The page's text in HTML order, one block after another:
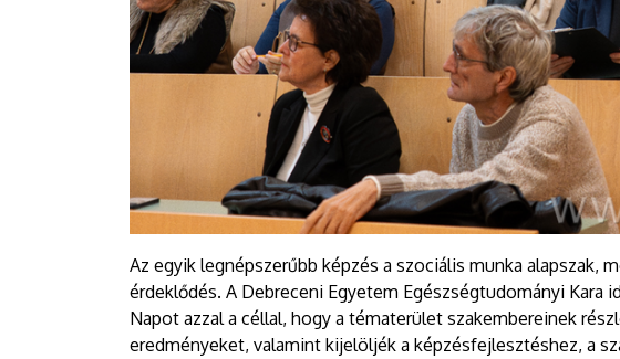
Az egyik legnépszerűbb képzés a szociális munka alapszak,
érdeklődés. A Debreceni Egyetem Egészségtudományi Kara
Napot azzal a céllal, hogy a tématerület szakembereinek
eredményeket, valamint kijelöljék a képzésfejlesztéshez, a